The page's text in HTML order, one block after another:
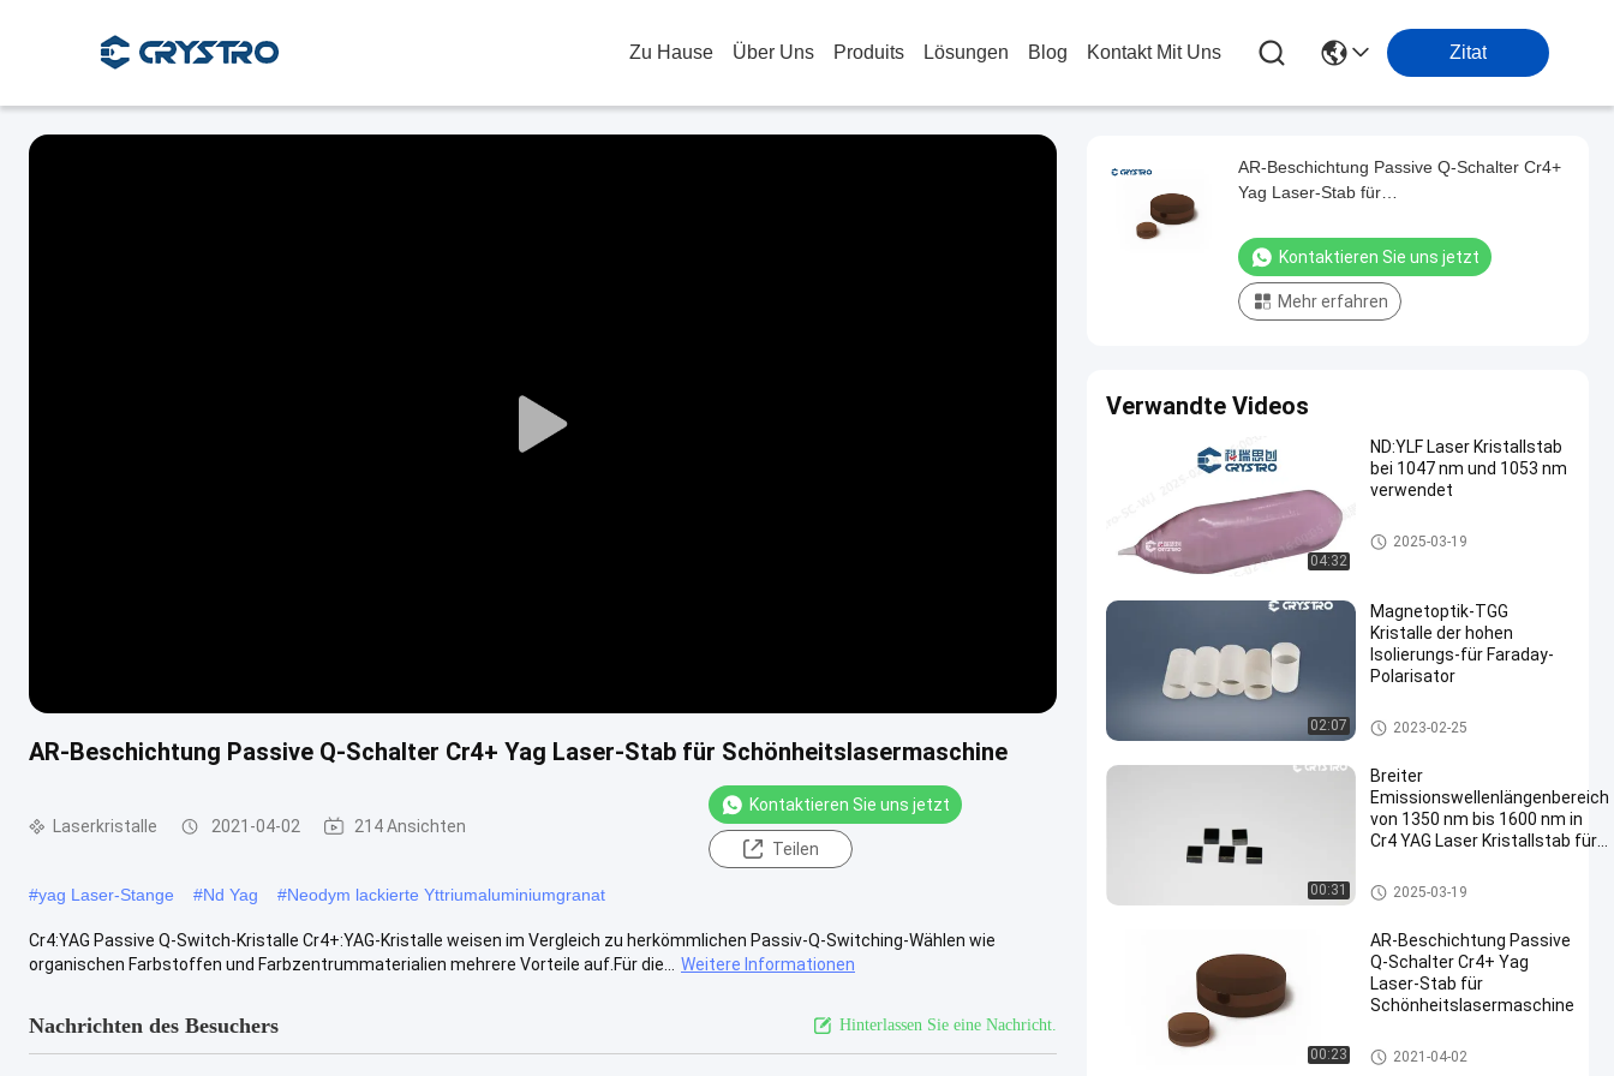
Zu Hause Über Uns Produits Lösungen Blog Kontakt Mit Uns Zitat
Play
AR-Beschichtung Passive Q-Schalter Cr4+ Yag Laser-Stab für Schönheitslasermaschine
Laserkristalle 2021-04-02 214 Ansichten
Kontaktieren Sie uns jetzt
Teilen
#yag Laser-Stange #Nd Yag #Neodym lackierte Yttriumaluminiumgranat
Cr4:YAG Passive Q-Switch-Kristalle Cr4+:YAG-Kristalle weisen im Vergleich zu herkömmlichen Passiv-Q-Switching-Wählen wie
organischen Farbstoffen und Farbzentrummaterialien mehrere Vorteile auf.Für die...
Weitere Informationen
Nachrichten des Besuchers Hinterlassen Sie eine Nachricht.
AR-Beschichtung Passive Q-Schalter Cr4+
Yag Laser-Stab für
Kontaktieren Sie uns jetzt
Mehr erfahren
Verwandte Videos
04:32
ND:YLF Laser Kristallstab
bei 1047 nm und 1053 nm
verwendet
Laserkristalle
2025-03-19
02:07
Magnetoptik-TGG
Kristalle der hohen
Isolierungs-für Faraday-
Polarisator
Magnetoptikkristalle
2023-02-25
00:31
Breiter
Emissionswellenlängenbereich
von 1350 nm bis 1600 nm in
Cr4 YAG Laser Kristallstab für
Laserkristalle
2025-03-19
00:23
AR-Beschichtung Passive
Q-Schalter Cr4+ Yag
Laser-Stab für
Schönheitslasermaschine
Laserkristalle
2021-04-02